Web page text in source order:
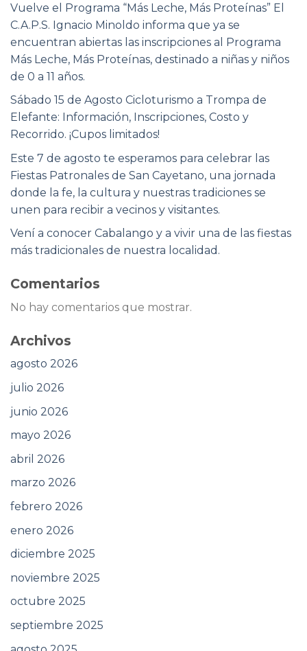
Vuelve el Programa “Más Leche, Más Proteínas” El
C.A.P.S. Ignacio Minoldo informa que ya se
encuentran abiertas las inscripciones al Programa
Más Leche, Más Proteínas, destinado a niñas y niños
de 0 a 11 años.
Sábado 15 de Agosto Cicloturismo a Trompa de
Elefante: Información, Inscripciones, Costo y
Recorrido. ¡Cupos limitados!
Este 7 de agosto te esperamos para celebrar las
Fiestas Patronales de San Cayetano, una jornada
donde la fe, la cultura y nuestras tradiciones se
unen para recibir a vecinos y visitantes.
Vení a conocer Cabalango y a vivir una de las fiestas
más tradicionales de nuestra localidad.
Comentarios
No hay comentarios que mostrar.
Archivos
agosto 2026
julio 2026
junio 2026
mayo 2026
abril 2026
marzo 2026
febrero 2026
enero 2026
diciembre 2025
noviembre 2025
octubre 2025
septiembre 2025